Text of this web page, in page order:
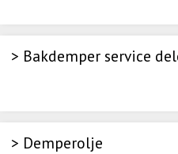
> Bakdemper service
> Demperolje